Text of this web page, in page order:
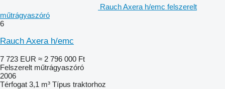
Rauch Axera h/emc felszerelt
műtrágyaszóró
6
Rauch Axera h/emc
7 723 EUR ≈ 2 796 000 Ft
Felszerelt műtrágyaszóró
2006
Térfogat 3,1 m³ Típus traktorhoz